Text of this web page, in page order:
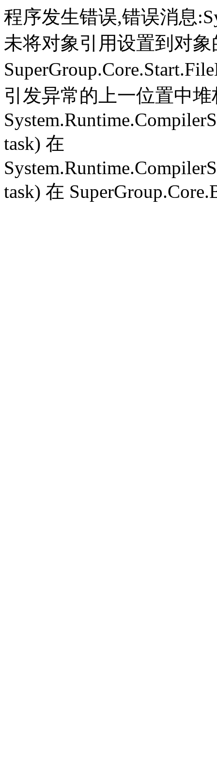
程序发生错误,错误消息
未将对象引用设置到对
引发异常的上一位置中
task) 在
task) 在